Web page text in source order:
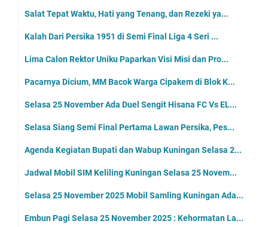
Salat Tepat Waktu, Hati yang Tenang, dan Rezeki ya...
Kalah Dari Persika 1951 di Semi Final Liga 4 Seri ...
Lima Calon Rektor Uniku Paparkan Visi Misi dan Pro...
Pacarnya Dicium, MM Bacok Warga Cipakem di Blok K...
Selasa 25 November Ada Duel Sengit Hisana FC Vs EL...
Selasa Siang Semi Final Pertama Lawan Persika, Pes...
Agenda Kegiatan Bupati dan Wabup Kuningan Selasa 2...
Jadwal Mobil SIM Keliling Kuningan Selasa 25 Novem...
Selasa 25 November 2025 Mobil Samling Kuningan Ada...
Embun Pagi Selasa 25 November 2025 : Kehormatan La...